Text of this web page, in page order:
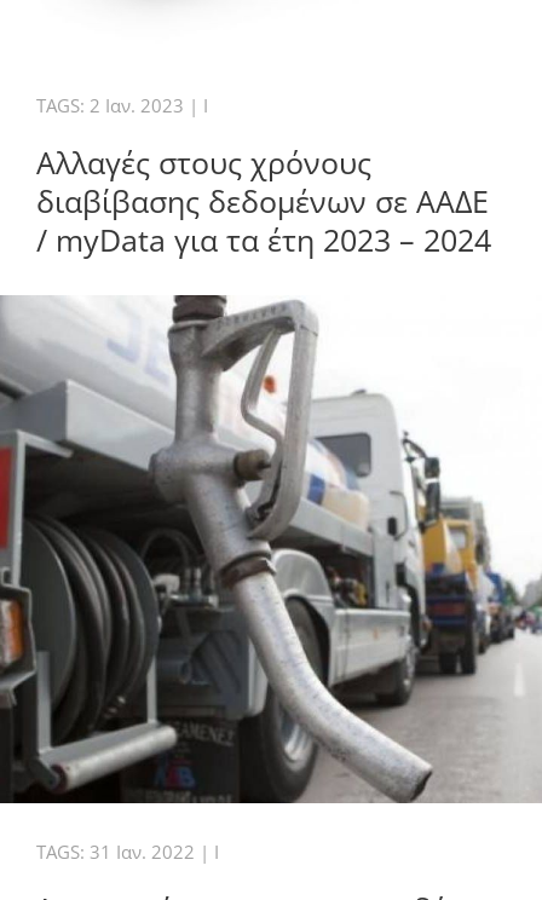
TAGS: 2 Ιαν. 2023 | I
Αλλαγές στους χρόνους
διαβίβασης δεδομένων σε ΑΑΔΕ
/ myData για τα έτη 2023 – 2024
TAGS: 31 Ιαν. 2022 | I